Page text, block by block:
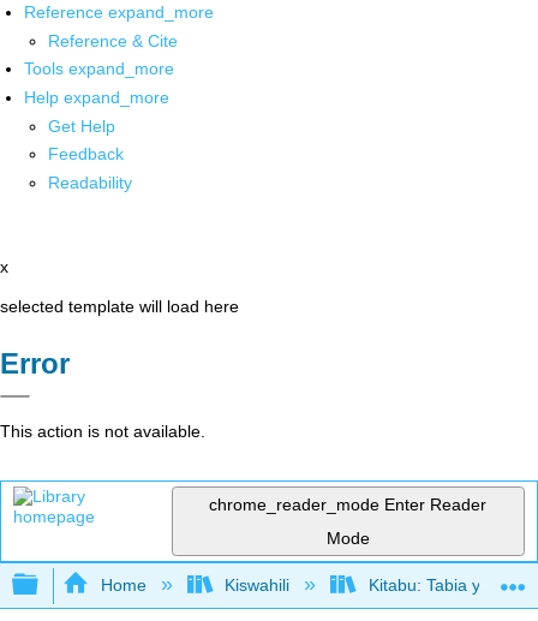
Reference expand_more
Reference & Cite
Tools expand_more
Help expand_more
Get Help
Feedback
Readability
x
selected template will load here
Error
This action is not available.
chrome_reader_mode Enter Reader
Mode
Expand/collapse global hierarchy
Home Kiswahili Kitabu: Tabia ya